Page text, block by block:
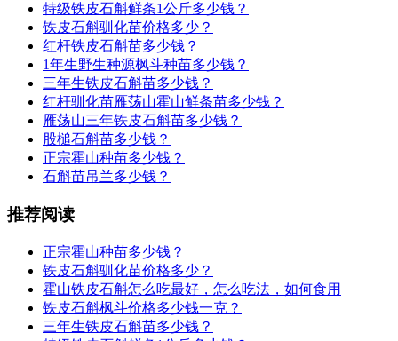
特级铁皮石斛鲜条1公斤多少钱？
铁皮石斛驯化苗价格多少？
红杆铁皮石斛苗多少钱？
1年生野生种源枫斗种苗多少钱？
三年生铁皮石斛苗多少钱？
红杆驯化苗雁荡山霍山鲜条苗多少钱？
雁荡山三年铁皮石斛苗多少钱？
股槌石斛苗多少钱？
正宗霍山种苗多少钱？
石斛苗吊兰多少钱？
推荐阅读
正宗霍山种苗多少钱？
铁皮石斛驯化苗价格多少？
霍山铁皮石斛怎么吃最好，怎么吃法，如何食用
铁皮石斛枫斗价格多少钱一克？
三年生铁皮石斛苗多少钱？